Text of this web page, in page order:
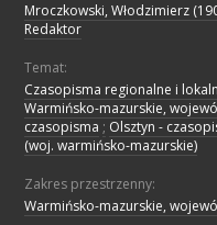
Mroczkowski, Włodzimierz
Redaktor
Temat:
Czasopisma regionalne i
Warmińsko-mazurskie,
czasopisma ; Olsztyn -
(woj. warmińsko-mazurskie)
Zakres przestrzenny:
Warmińsko-mazurskie,